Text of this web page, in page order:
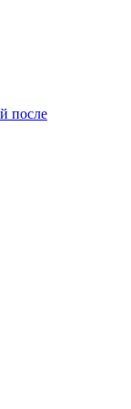
после